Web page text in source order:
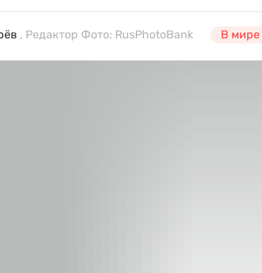
, Редактор Фото: RusPhotoBank В мире